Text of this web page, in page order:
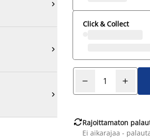



Click & Collect
Rajoittamaton
Ei aikarajaa -